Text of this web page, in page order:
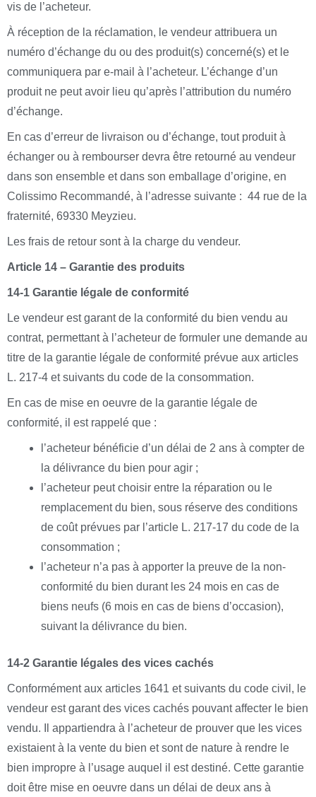
vis de l’acheteur.
À réception de la réclamation, le vendeur attribuera un
numéro d’échange du ou des produit(s) concerné(s) et le
communiquera par e-mail à l’acheteur. L’échange d’un
produit ne peut avoir lieu qu’après l’attribution du numéro
d’échange.
En cas d’erreur de livraison ou d’échange, tout produit à
échanger ou à rembourser devra être retourné au vendeur
dans son ensemble et dans son emballage d’origine, en
Colissimo Recommandé, à l’adresse suivante : 44 rue de la
fraternité, 69330 Meyzieu.
Les frais de retour sont à la charge du vendeur.
Article 14 – Garantie des produits
14-1 Garantie légale de conformité
Le vendeur est garant de la conformité du bien vendu au
contrat, permettant à l’acheteur de formuler une demande au
titre de la garantie légale de conformité prévue aux articles
L. 217-4 et suivants du code de la consommation.
En cas de mise en oeuvre de la garantie légale de
conformité, il est rappelé que :
l’acheteur bénéficie d’un délai de 2 ans à compter de
la délivrance du bien pour agir ;
l’acheteur peut choisir entre la réparation ou le
remplacement du bien, sous réserve des conditions
de coût prévues par l’article L. 217-17 du code de la
consommation ;
l’acheteur n’a pas à apporter la preuve de la non-
conformité du bien durant les 24 mois en cas de
biens neufs (6 mois en cas de biens d’occasion),
suivant la délivrance du bien.
14-2 Garantie légales des vices cachés
Conformément aux articles 1641 et suivants du code civil, le
vendeur est garant des vices cachés pouvant affecter le bien
vendu. Il appartiendra à l’acheteur de prouver que les vices
existaient à la vente du bien et sont de nature à rendre le
bien impropre à l’usage auquel il est destiné. Cette garantie
doit être mise en oeuvre dans un délai de deux ans à